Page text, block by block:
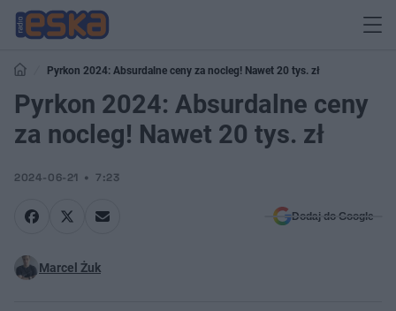
Pyrkon 2024: Absurdalne ceny za nocleg! Nawet 20 tys. zł
Pyrkon 2024: Absurdalne ceny
za nocleg! Nawet 20 tys. zł
2024-06-21 7:23
Dodaj do Google
Marcel Żuk